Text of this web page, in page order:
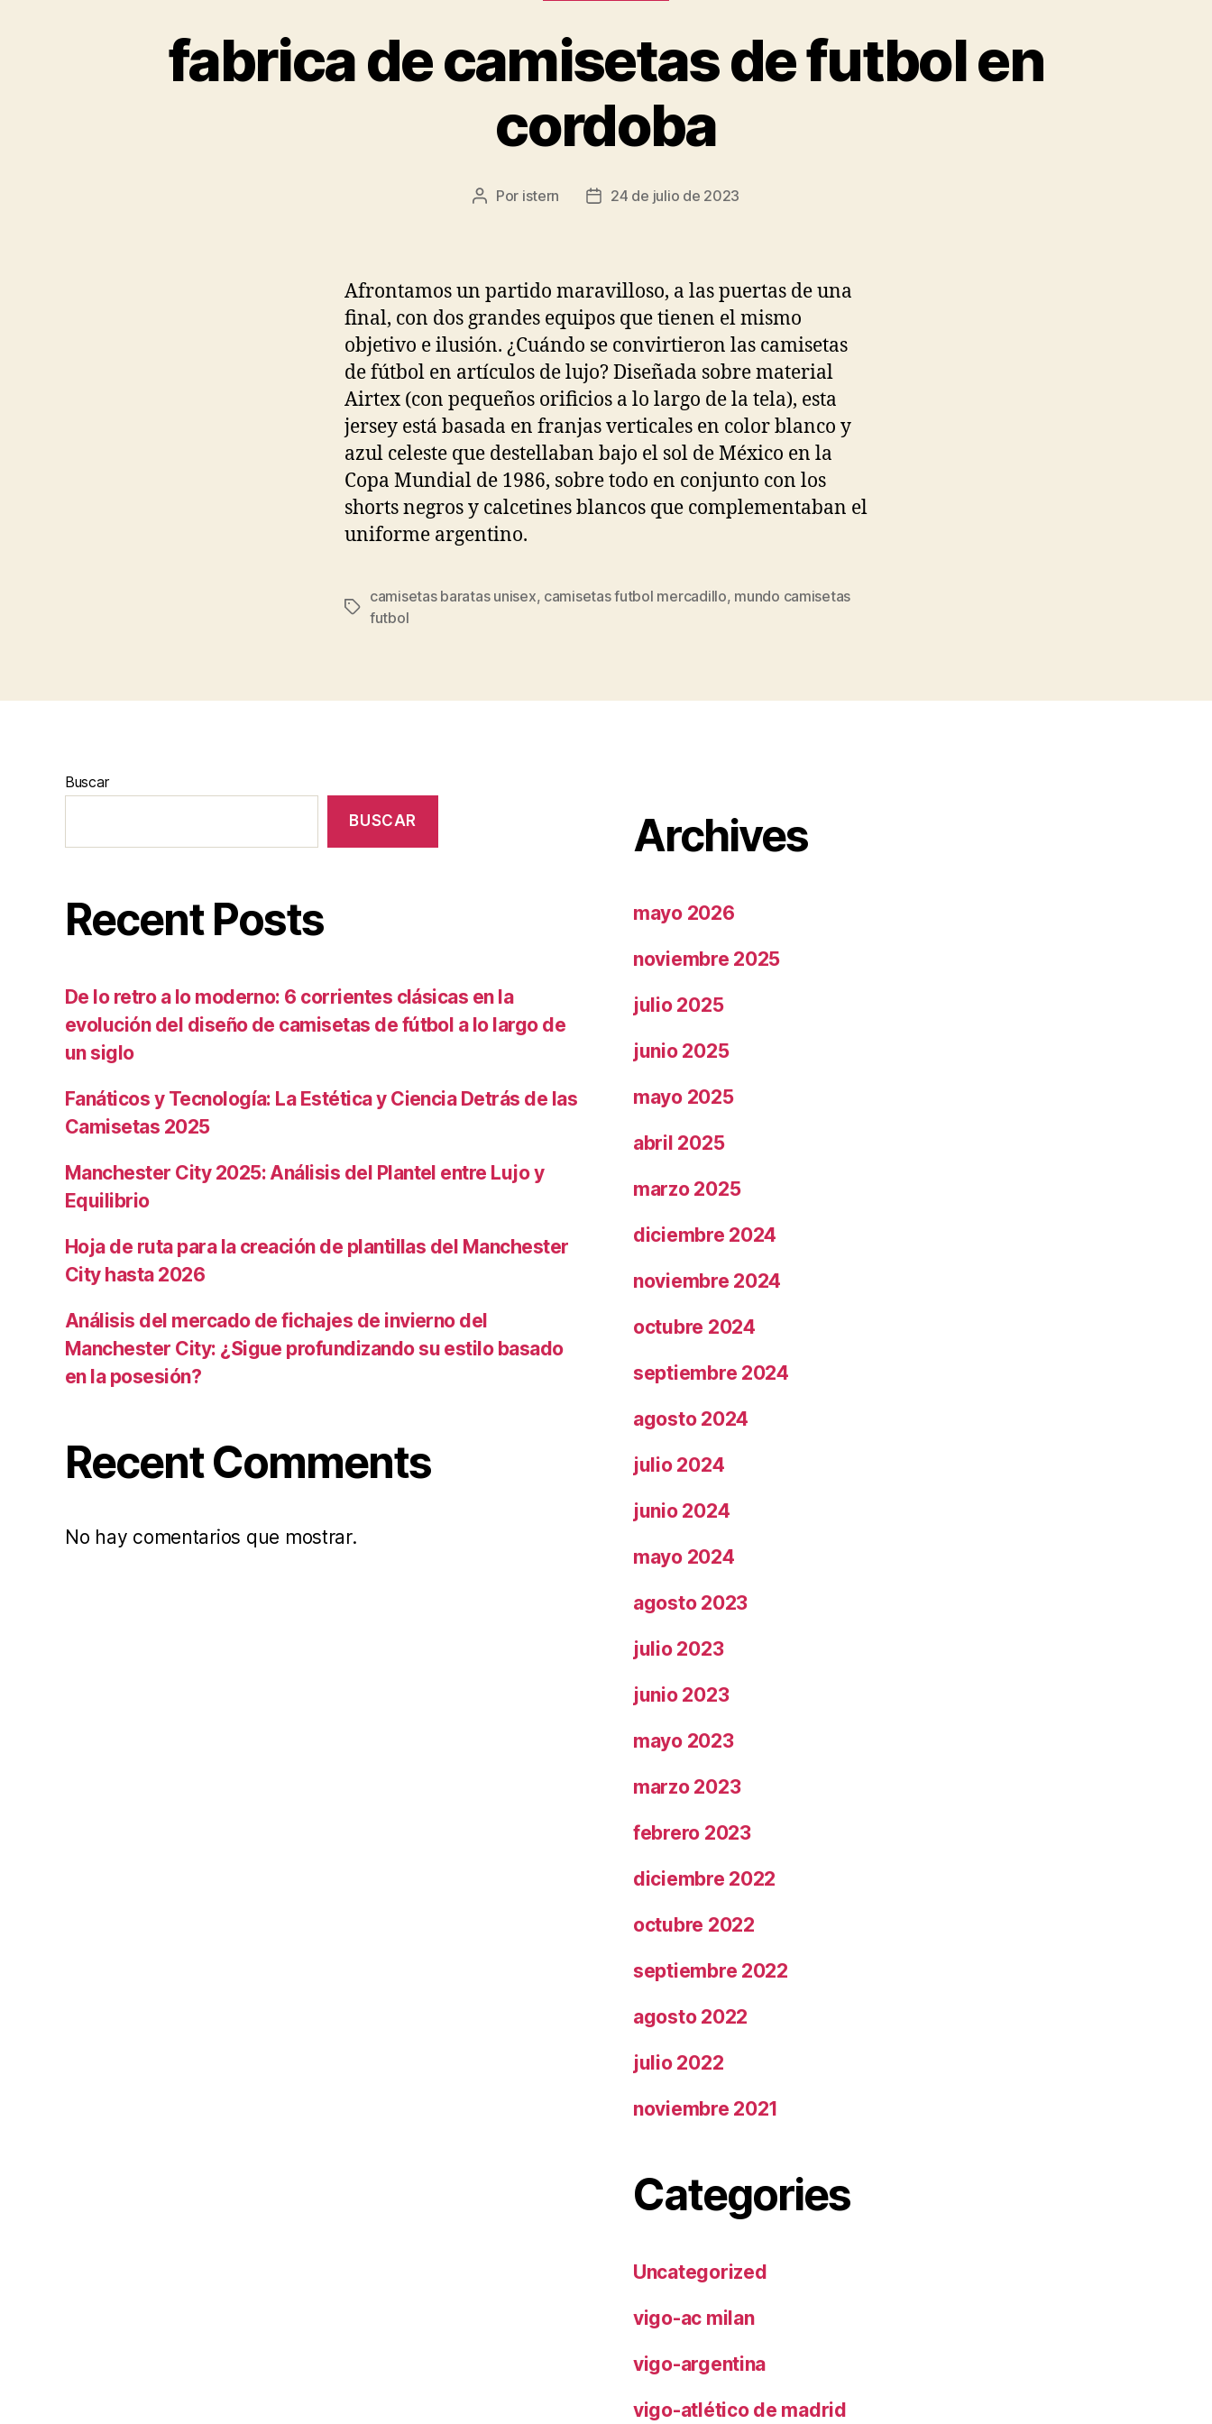
fabrica de camisetas de futbol en
cordoba
Autor
Por istern
Fecha24 de julio de 2023
Afrontamos un partido maravilloso, a las puertas de una
final, con dos grandes equipos que tienen el mismo
objetivo e ilusión. ¿Cuándo se convirtieron las camisetas
de fútbol en artículos de lujo? Diseñada sobre material
Airtex (con pequeños orificios a lo largo de la tela), esta
jersey está basada en franjas verticales en color blanco y
azul celeste que destellaban bajo el sol de México en la
Copa Mundial de 1986, sobre todo en conjunto con los
shorts negros y calcetines blancos que complementaban el
uniforme argentino.
Etiquetas
camisetas baratas unisex, camisetas futbol mercadillo, mundo camisetas
futbol
Buscar
BUSCAR
Recent Posts
De lo retro a lo moderno: 6 corrientes clásicas en la
evolución del diseño de camisetas de fútbol a lo largo de
un siglo
Fanáticos y Tecnología: La Estética y Ciencia Detrás de las
Camisetas 2025
Manchester City 2025: Análisis del Plantel entre Lujo y
Equilibrio
Hoja de ruta para la creación de plantillas del Manchester
City hasta 2026
Análisis del mercado de fichajes de invierno del
Manchester City: ¿Sigue profundizando su estilo basado
en la posesión?
Recent Comments
No hay comentarios que mostrar.
Archives
mayo 2026
noviembre 2025
julio 2025
junio 2025
mayo 2025
abril 2025
marzo 2025
diciembre 2024
noviembre 2024
octubre 2024
septiembre 2024
agosto 2024
julio 2024
junio 2024
mayo 2024
agosto 2023
julio 2023
junio 2023
mayo 2023
marzo 2023
febrero 2023
diciembre 2022
octubre 2022
septiembre 2022
agosto 2022
julio 2022
noviembre 2021
Categories
Uncategorized
vigo-ac milan
vigo-argentina
vigo-atlético de madrid